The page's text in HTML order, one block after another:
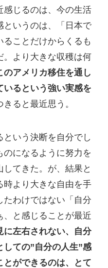
感じるのは、今の生活
というのは、「日本で
ことだけからくるも
。より大きな収穫は何
のアメリカ移住を通し
いるという強い実感を
きると最近思う。
いう決断を自分でし
になるように努力を
てきた。が、結果と
時より大きな自由を手
たわけではない「自分
と感じることが最近
に左右されない、自分
ての”自分の人生”感
とができるのは、とて